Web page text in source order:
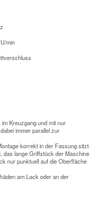
min
Kreuzgang und mit nur
immer parallel zur
korrekt in der Fassung sitzt
das lange Griffstück der Maschine
nur punktuell auf die Oberfläche
am Lack oder an der